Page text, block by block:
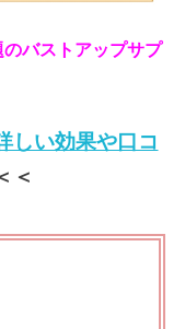
バストアップサプ
しい効果や口コ
＜